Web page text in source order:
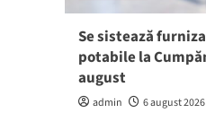
Se sistează
potabile la
august
admin 6 august 2026